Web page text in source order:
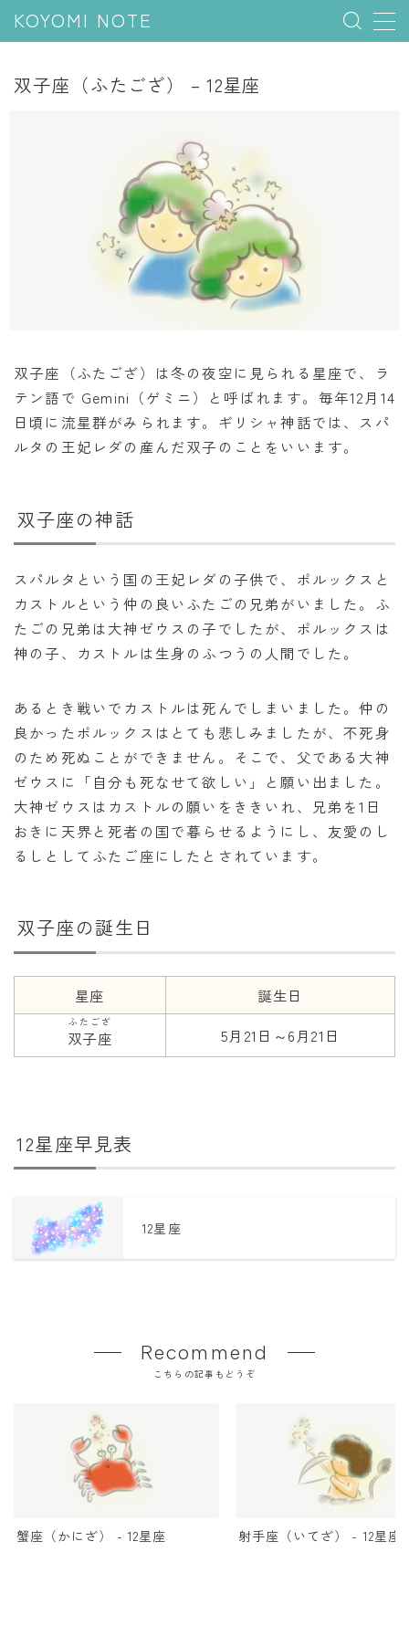
KOYOMI NOTE
二十四節気
暦と満月
今日のこよみ
暦と歳時記
十二支・干支
暦の吉凶
吉日・縁起の良い日
十二直
二十八宿
二十七宿
誕生シンボル
年齢と学年
学年
子供のお祝い
長寿のお祝い
折り紙・切り紙
双子座（ふたござ） – 12星座
双子座（ふたござ）は冬の夜空に見られる星座で、ラ
テン語で Gemini（ゲミニ）と呼ばれます。毎年12月14
日頃に流星群がみられます。ギリシャ神話では、スパ
ルタの王妃レダの産んだ双子のことをいいます。
双子座の神話
スパルタという国の王妃レダの子供で、ポルックスと
カストルという仲の良いふたごの兄弟がいました。ふ
たごの兄弟は大神ゼウスの子でしたが、ポルックスは
神の子、カストルは生身のふつうの人間でした。
あるとき戦いでカストルは死んでしまいました。仲の
良かったポルックスはとても悲しみましたが、不死身
のため死ぬことができません。そこで、父である大神
ゼウスに「自分も死なせて欲しい」と願い出ました。
大神ゼウスはカストルの願いをききいれ、兄弟を1日
おきに天界と死者の国で暮らせるようにし、友愛のし
るしとしてふたご座にしたとされています。
双子座の誕生日
星座 誕生日
双子座
ふたござ
5月21日～6月21日
12星座早見表
12星座
Recommend
こちらの記事もどうぞ
蟹座（かにざ） - 12星座 射手座（いてざ） - 12星座